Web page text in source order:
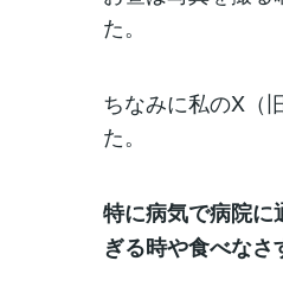
た。
ちなみに私のX（
た。
特に病気で病院に
ぎる時や食べなさ